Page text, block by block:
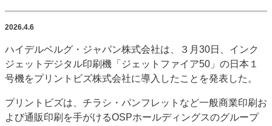
新商品
ビジネス
市場・統計
人事・移転・異動・訃報
特集記事カテゴリー一覧
2022 見える化・MIS特集
特集・デジタル印刷 アイデアで勝負！ ～多様なビジネス・多彩な商材～
2026.4.6
ハイデルベルグ・ジャパン株式会社は、３月30日、インク
ジェットデジタル印刷機「ジェットファイア50」の日本１
号機をプリントビズ株式会社に導入したことを発表した。
プリントビズは、チラシ・パンフレットなど一般商業印刷お
よび通販印刷を手がけるOSPホールディングスのグループ